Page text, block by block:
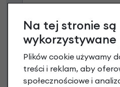
Poznaj
Niniejsza propozycja nie
66 Kodeksu Cywilnego.
i przyznaniu kredytu zostanie
Na tej stronie są
wykorzystywane
Plików cookie używamy
treści i reklam, aby
społecznościowe i